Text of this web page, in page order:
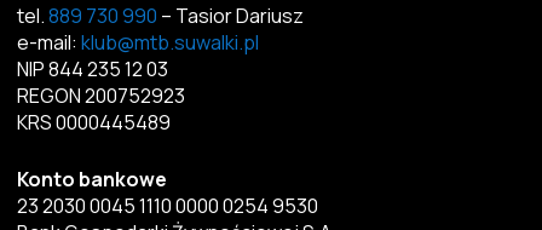
tel.889 730 990 – Tasior Dariusz
e-mail: klub@mtb.suwalki.pl
NIP 844 235 12 03
REGON 200752923
KRS 0000445489
Konto bankowe
23 2030 0045 1110 0000 0254 9530